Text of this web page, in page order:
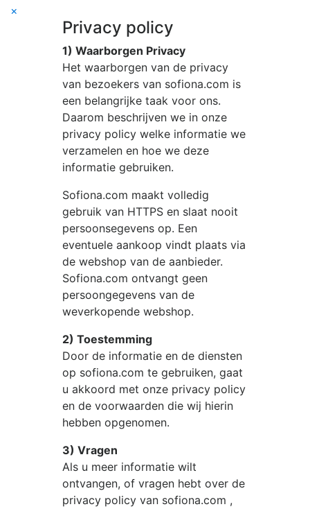
×
Privacy policy
1) Waarborgen Privacy
Het waarborgen van de privacy
van bezoekers van sofiona.com is
een belangrijke taak voor ons.
Daarom beschrijven we in onze
privacy policy welke informatie we
verzamelen en hoe we deze
informatie gebruiken.
Sofiona.com maakt volledig
gebruik van HTTPS en slaat nooit
persoonsegevens op. Een
eventuele aankoop vindt plaats via
de webshop van de aanbieder.
Sofiona.com ontvangt geen
persoongegevens van de
weverkopende webshop.
2) Toestemming
Door de informatie en de diensten
op sofiona.com te gebruiken, gaat
u akkoord met onze privacy policy
en de voorwaarden die wij hierin
hebben opgenomen.
3) Vragen
Als u meer informatie wilt
ontvangen, of vragen hebt over de
privacy policy van sofiona.com ,